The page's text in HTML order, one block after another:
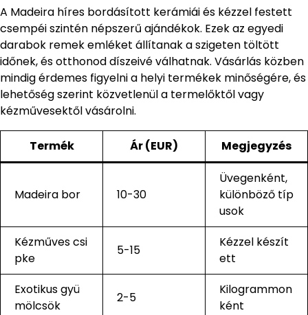
A Madeira híres bordásított kerámiái és kézzel festett
csempéi szintén népszerű ajándékok. Ezek az egyedi
darabok remek emléket állítanak a szigeten töltött
időnek, és otthonod díszeivé válhatnak. Vásárlás közben
mindig érdemes figyelni a helyi termékek minőségére, és
lehetőség szerint közvetlenül a termelőktől vagy
kézművesektől vásárolni.
Termék Ár (EUR) Megjegyzés
Madeira bor 10-30
Üvegenként,
különböző típ
usok
Kézműves csi
pke
5-15
Kézzel készít
ett
Exotikus gyü
mölcsök
2-5
Kilogrammon
ként